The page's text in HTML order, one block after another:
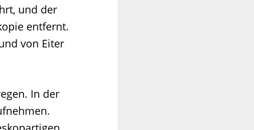
und der
entfernt.
von Eiter
In der